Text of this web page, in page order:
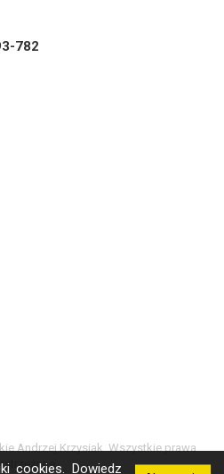
782
Andrzej Krzysiak. Wszystkie prawa
cookies. Dowiedz